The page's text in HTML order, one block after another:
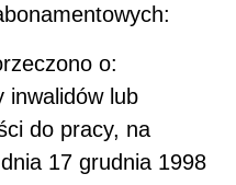
o:
inwalidów lub
do pracy, na
17 grudnia 1998